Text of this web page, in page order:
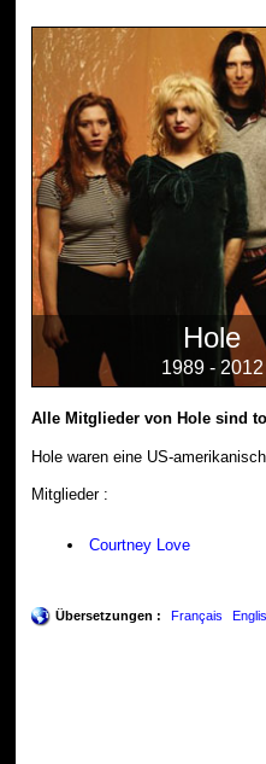
Hole
1989 - 2012
Alle Mitglieder von Hole sind
Hole waren eine US-
Mitglieder :
Courtney Love
Übersetzungen : Français